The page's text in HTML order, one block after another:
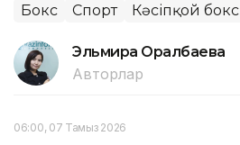
Бокс Спорт Кәсіпқой бокс
Эльмира Оралбаева
Авторлар
06:00, 07 Тамыз 2026